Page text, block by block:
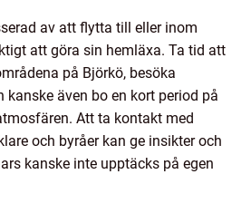
av att flytta till eller inom
att göra sin hemläxa. Ta tid att
på Björkö, besöka
kanske även bo en kort period på
Att ta kontakt med
och byråer kan ge insikter och
kanske inte upptäcks på egen